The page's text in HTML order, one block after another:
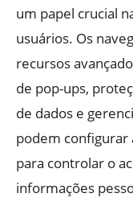
um papel crucial
usuários. Os
recursos
de pop-ups,
de dados e
podem configurar
para controlar o
informações